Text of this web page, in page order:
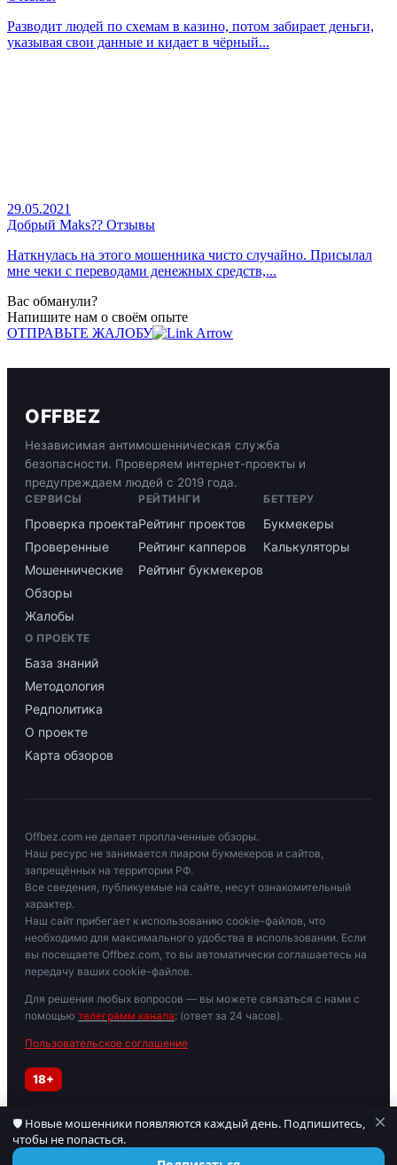
Разводит людей по схемам в казино, потом забирает деньги,
указывая свои данные и кидает в чёрный...
29.05.2021
Добрый Maks?? Отзывы
Наткнулась на этого мошенника чисто случайно. Присылал
мне чеки с переводами денежных средств,...
Вас обманули?
Напишите нам о своём опыте
ОТПРАВЬТЕ ЖАЛОБУ
OFFBEZ
Независимая антимошенническая служба
безопасности. Проверяем интернет-проекты и
предупреждаем людей с 2019 года.
СЕРВИСЫ
Проверка проекта
Проверенные
Мошеннические
Обзоры
Жалобы
РЕЙТИНГИ
Рейтинг проектов
Рейтинг капперов
Рейтинг букмекеров
БЕТТЕРУ
Букмекеры
Калькуляторы
О ПРОЕКТЕ
База знаний
Методология
Редполитика
О проекте
Карта обзоров
Offbez.com не делает проплаченные обзоры.
Наш ресурс не занимается пиаром букмекеров и сайтов,
запрещённых на территории РФ.
Все сведения, публикуемые на сайте, несут ознакомительный
характер.
Наш сайт прибегает к использованию cookie-файлов, что
необходимо для максимального удобства в использовании. Если
вы посещаете Offbez.com, то вы автоматически соглашаетесь на
передачу ваших cookie-файлов.
Для решения любых вопросов — вы можете связаться с нами с
помощью телеграмм канала: (ответ за 24 часов).
Пользовательское соглашение
18+
Играйте осторожно. При признаках зависимости обратитесь к
специалисту. Материалы для лиц старше 18 лет.
🛡 Новые мошенники появляются каждый день. Подпишитесь,
чтобы не попасться.
×